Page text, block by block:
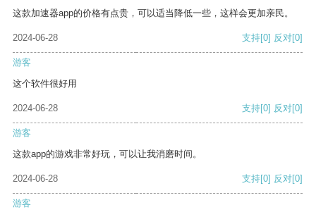
这款加速器app的价格有点贵，可以适当降低一些，这样会更加亲民。
2024-06-28 支持[0] 反对[0]
游客
这个软件很好用
2024-06-28 支持[0] 反对[0]
游客
这款app的游戏非常好玩，可以让我消磨时间。
2024-06-28 支持[0] 反对[0]
游客